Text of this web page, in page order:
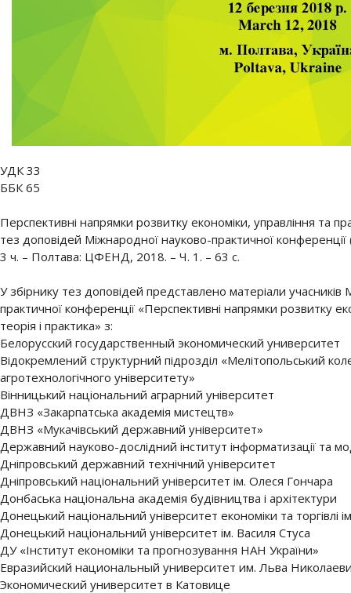
УДК 33
ББК 65
Перспективні напрямки розвитку економіки, управління та
тез доповідей Міжнародної науково-практичної
3 ч. – Полтава: ЦФЕНД, 2018. – Ч. 1. – 63 с.
У збірнику тез доповідей представлено матеріали
практичної конференції «Перспективні напрямки розвитку
теорія і практика» з:
Белорусский государственный экономический университет
Відокремлений структурний підрозділ «Мелітопольський
агротехнологічного університету»
Вінницький національний аграрний університет
ДВНЗ «Закарпатська академія мистецтв»
ДВНЗ «Мукачівський державний університет»
Державний науково-дослідний інститут інформатизації та
Дніпровський державний технічний університет
Дніпровський національний університет ім. Олеся Гончара
Донбаська національна академія будівництва і архітектури
Донецький національний університет економіки та торгівлі
Донецький національний університет ім. Василя Стуса
ДУ «Інститут економіки та прогнозування НАН України»
Евразийский национальный университет им. Льва
Экономический университет в Катовице